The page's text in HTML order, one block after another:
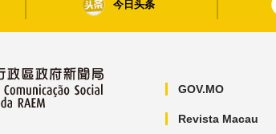
今日头条
GOV.MO
Revista Macau